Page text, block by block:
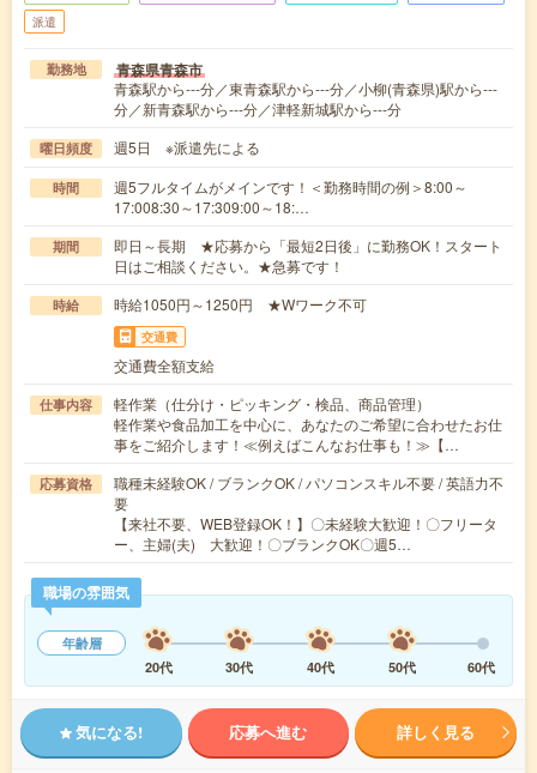
派遣
勤務地 青森県青森市
青森駅から---分／東青森駅から---分／小柳(青森県)駅から---
分／新青森駅から---分／津軽新城駅から---分
曜日頻度 週5日 ※派遣先による
時間
週5フルタイムがメインです！＜勤務時間の例＞8:00～
17:008:30～17:309:00～18:…
期間
即日～長期 ★応募から「最短2日後」に勤務OK！スタート
日はご相談ください。★急募です！
時給 時給1050円～1250円 ★Wワーク不可
交通費
交通費全額支給
仕事内容
軽作業（仕分け・ピッキング・検品、商品管理）
軽作業や食品加工を中心に、あなたのご希望に合わせたお仕
事をご紹介します！≪例えばこんなお仕事も！≫【…
応募資格
職種未経験OK / ブランクOK / パソコンスキル不要 / 英語力不
要
【来社不要、WEB登録OK！】〇未経験大歓迎！〇フリータ
ー、主婦(夫) 大歓迎！〇ブランクOK〇週5…
職場の雰囲気
年齢層
20代
30代 40代 50代 60代
気になる! 応募へ進む 詳しく見る